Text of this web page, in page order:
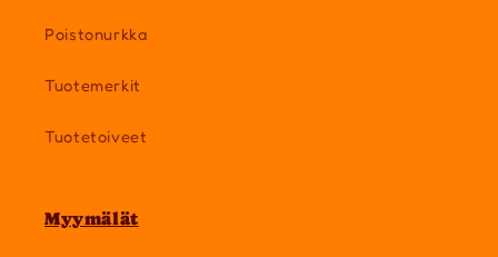
Poistonurkka
Tuotemerkit
Tuotetoiveet
Myymälät